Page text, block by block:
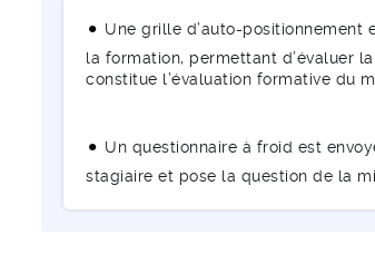
Une grille d’auto-positionnement
la formation, permettant d’évaluer
constitue l’évaluation formative du
Un questionnaire à froid est
stagiaire et pose la question de la